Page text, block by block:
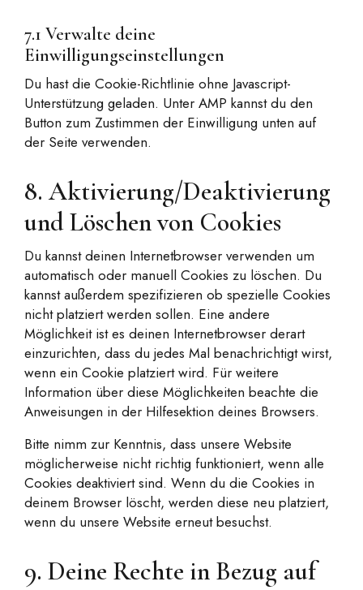
7.1 Verwalte deine
Einwilligungseinstellungen
Du hast die Cookie-Richtlinie ohne Javascript-
Unterstützung geladen. Unter AMP kannst du den
Button zum Zustimmen der Einwilligung unten auf
der Seite verwenden.
8. Aktivierung/Deaktivierung
und Löschen von Cookies
Du kannst deinen Internetbrowser verwenden um
automatisch oder manuell Cookies zu löschen. Du
kannst außerdem spezifizieren ob spezielle Cookies
nicht platziert werden sollen. Eine andere
Möglichkeit ist es deinen Internetbrowser derart
einzurichten, dass du jedes Mal benachrichtigt wirst,
wenn ein Cookie platziert wird. Für weitere
Information über diese Möglichkeiten beachte die
Anweisungen in der Hilfesektion deines Browsers.
Bitte nimm zur Kenntnis, dass unsere Website
möglicherweise nicht richtig funktioniert, wenn alle
Cookies deaktiviert sind. Wenn du die Cookies in
deinem Browser löscht, werden diese neu platziert,
wenn du unsere Website erneut besuchst.
9. Deine Rechte in Bezug auf